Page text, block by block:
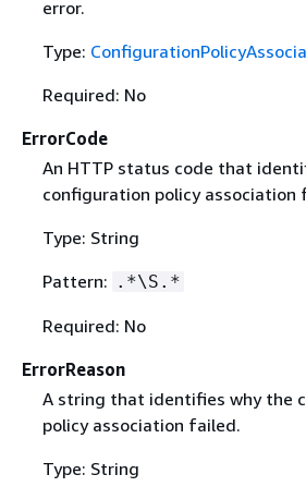
error.
Type:
Required: No
ErrorCode
An HTTP status code that
configuration policy association
Type: String
Pattern: .*\S.*
Required: No
ErrorReason
A string that identifies why the
policy association failed.
Type: String